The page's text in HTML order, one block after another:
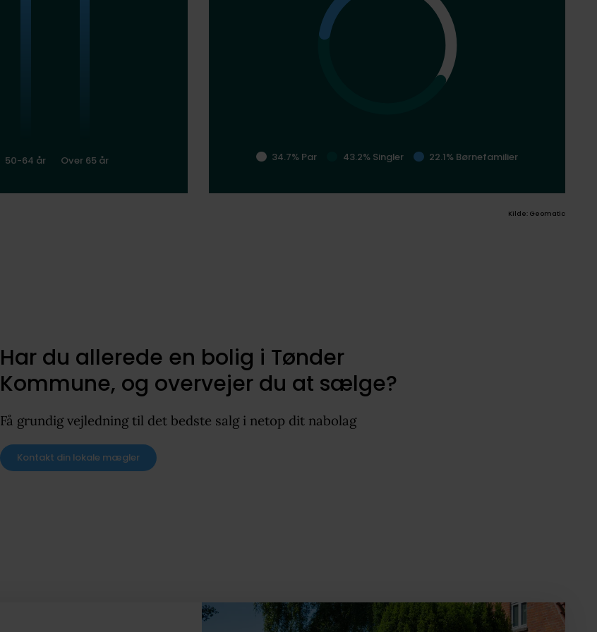
50-64 år Over 65 år 34.7% Par 43.2% Singler 22.1% Børnefamilier
Kilde: Geomatic
Har du allerede en bolig i Tønder
Kommune, og overvejer du at sælge?
Få grundig vejledning til det bedste salg i netop dit nabolag
Kontakt din lokale mægler